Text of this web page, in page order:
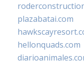
plazabatai.com
hellonquads.com